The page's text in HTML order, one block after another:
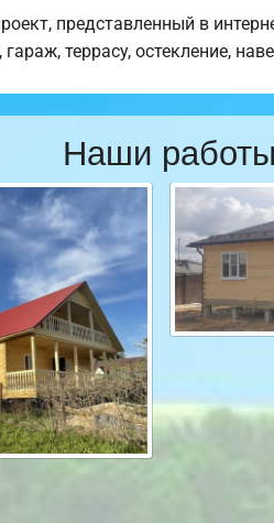
представленный в
террасу, остекление,
Наши работы